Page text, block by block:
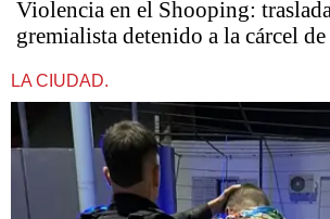
Violencia en el Shooping:
gremialista detenido a la cárcel
LA CIUDAD.